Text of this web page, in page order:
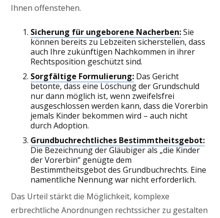
Ihnen offenstehen.
Sicherung für ungeborene Nacherben:Sie
können bereits zu Lebzeiten sicherstellen, dass
auch Ihre zukünftigen Nachkommen in ihrer
Rechtsposition geschützt sind.
Sorgfältige Formulierung: Das Gericht
betonte, dass eine Löschung der Grundschuld
nur dann möglich ist, wenn zweifelsfrei
ausgeschlossen werden kann, dass die Vorerbin
jemals Kinder bekommen wird – auch nicht
durch Adoption.
Grundbuchrechtliches Bestimmtheitsgebot:
Die Bezeichnung der Gläubiger als „die Kinder
der Vorerbin“ genügte dem
Bestimmtheitsgebot des Grundbuchrechts. Eine
namentliche Nennung war nicht erforderlich.
Das Urteil stärkt die Möglichkeit, komplexe
erbrechtliche Anordnungen rechtssicher zu gestalten